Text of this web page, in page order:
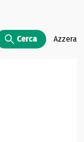
Cerca Azzera